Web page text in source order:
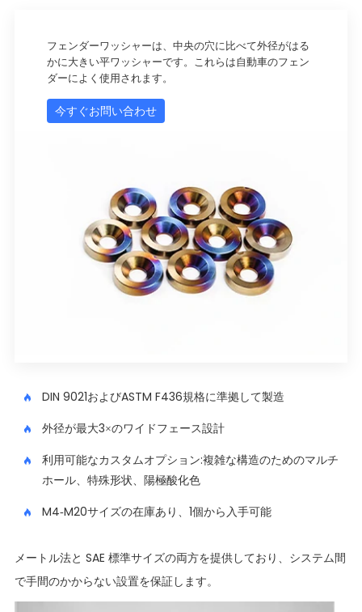
フェンダーワッシャーは、中央の穴に比べて外径がはる
かに大きい平ワッシャーです。これらは自動車のフェン
ダーによく使用されます。
今すぐお問い合わせ
DIN 9021およびASTM F436規格に準拠して製造
外径が最大3×のワイドフェース設計
利用可能なカスタムオプション:複雑な構造のためのマルチ
ホール、特殊形状、陽極酸化色
M4-M20サイズの在庫あり、1個から入手可能
メートル法と SAE 標準サイズの両方を提供しており、システム間
で手間のかからない設置を保証します。